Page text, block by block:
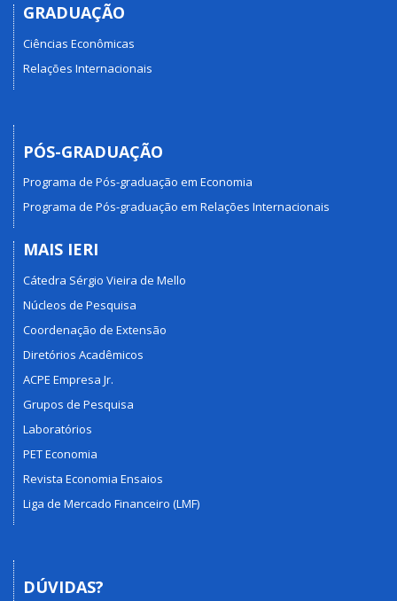
GRADUAÇÃO
Ciências Econômicas
Relações Internacionais
PÓS-GRADUAÇÃO
Programa de Pós-graduação em Economia
Programa de Pós-graduação em Relações Internacionais
MAIS IERI
Cátedra Sérgio Vieira de Mello
Núcleos de Pesquisa
Coordenação de Extensão
Diretórios Acadêmicos
ACPE Empresa Jr.
Grupos de Pesquisa
Laboratórios
PET Economia
Revista Economia Ensaios
Liga de Mercado Financeiro (LMF)
DÚVIDAS?